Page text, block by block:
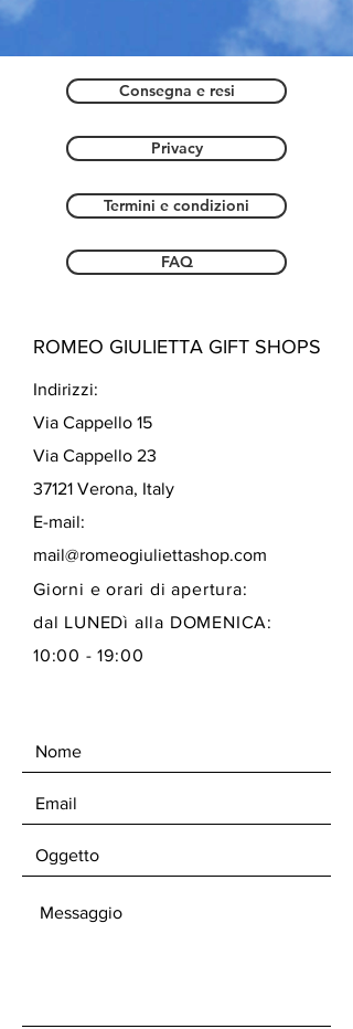
Consegna e resi
Privacy
Termini e condizioni
FAQ
ROMEO GIULIETTA GIFT SHOPS
Indirizzi:
Via Cappello 15
Via Cappello 23
37121 Verona, Italy
E-mail:
mail@romeogiuliettashop.com
Giorni e orari di apertura:
dal LUNEDì alla DOMENICA:
10:00 - 19:00